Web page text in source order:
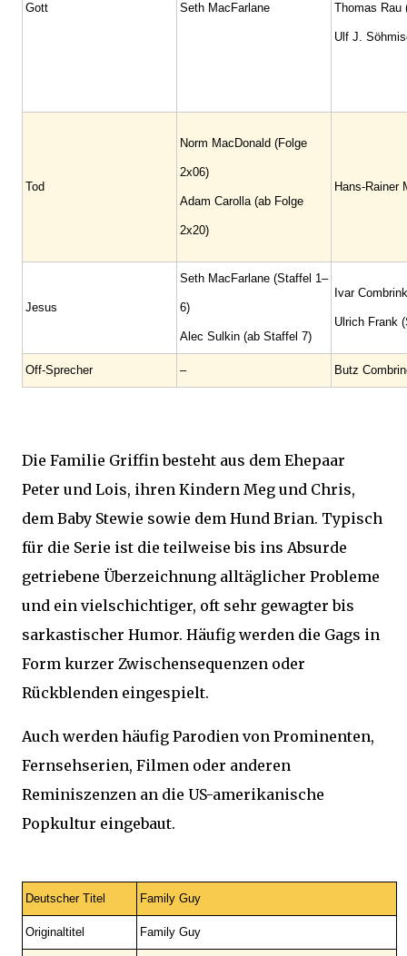
Gott Seth MacFarlane Thomas Rau
Ulf J.
Tod
Norm MacDonald (Folge
2x06)
Adam Carolla (ab Folge
2x20)
Hans-Rainer
Jesus
Seth MacFarlane (Staffel 1–
6)
Alec Sulkin (ab Staffel 7)
Ivar
Ulrich Frank
Off-Sprecher – Butz
Die Familie Griffin besteht aus dem Ehepaar
Peter und Lois, ihren Kindern Meg und Chris,
dem Baby Stewie sowie dem Hund Brian. Typisch
für die Serie ist die teilweise bis ins Absurde
getriebene Überzeichnung alltäglicher Probleme
und ein vielschichtiger, oft sehr gewagter bis
sarkastischer Humor. Häufig werden die Gags in
Form kurzer Zwischensequenzen oder
Rückblenden eingespielt.
Auch werden häufig Parodien von Prominenten,
Fernsehserien, Filmen oder anderen
Reminiszenzen an die US-amerikanische
Popkultur eingebaut.
Deutscher Titel Family Guy
Originaltitel Family Guy